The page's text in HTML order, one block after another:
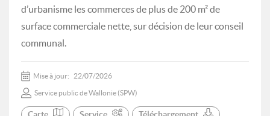
d’urbanisme les commerces de plus de 200 m² de
surface commerciale nette, sur décision de leur conseil
communal.
Mise à jour: 22/07/2026
Service public de Wallonie (SPW)